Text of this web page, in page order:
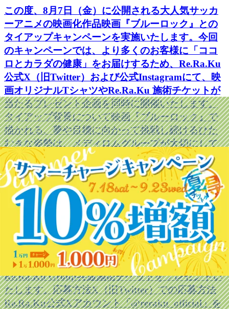
この度、8月7日（金）に公開される大人気サッカ
ーアニメの映画化作品映画『ブルーロック』との
タイアップキャンペーンを実施いたします。今回
のキャンペーンでは、より多くのお客様に「ココ
ロとカラダの健康」をお届けするため、Re.Ra.Ku
公式X（旧Twitter）および公式Instagramにて、映
画オリジナルTシャツやRe.Ra.Ku 施術チケットが
当たるプレゼント企画を同時に開催いたします。
タイアップ背景について映画『ブルーロック』で
描かれる、夢や目標に向かって挑戦し続けるひた
むきな姿勢は、メディロムグループが大切にして
いる価値観と深く重なります。自らの可能性を信
じ、理想に向かって前進し続けるためには、心身
を健やかに保ち、日々コンディションを整えるこ
とが重要です。メディロムグループは、本タイア
ップを通じて、挑戦するすべての人を健康面から
応援してまいります。SNSタイアップキャンペー
ンRe.Ra.Ku公式X（旧Twitter）およびRe.Ra.Ku
Group公式Instagramにて、ご応募いただいた方に
抽選で映画『ブルーロック』オリジナルTシャツや
Re.Ra.Ku Group共通施術チケットをプレゼントい
たします。応募方法X（旧Twitter）での応募方法
Re.Ra.Ku公式Xアカウント「@reraku_official」を